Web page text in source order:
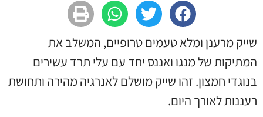
שייק מרענן ומלא טעמים טרופיים, המשלב את
המתיקות של מנגו ואננס יחד עם עלי תרד עשירים
בנוגדי חמצון. זהו שייק מושלם לאנרגיה מהירה ותחושת
רעננות לאורך היום.